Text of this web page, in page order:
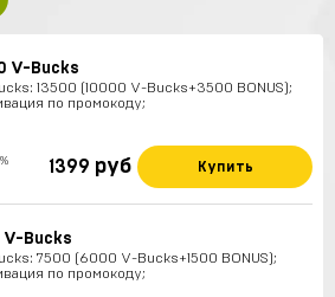
V-Bucks
13500 (10000 V-Bucks+3500 BONUS);
по промокоду;
1399 руб Купить
V-Bucks
7500 (6000 V-Bucks+1500 BONUS);
по промокоду;